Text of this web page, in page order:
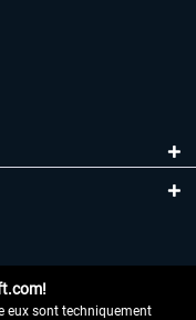
eux sont techniquement